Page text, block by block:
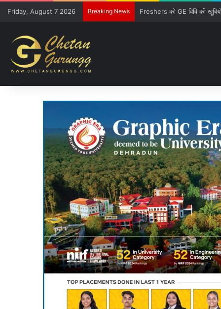
Friday, August 7 2026 Breaking News CM की गुजारिश-रेल मंत्री की